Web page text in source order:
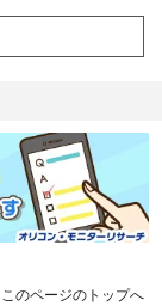
このページのトップへ